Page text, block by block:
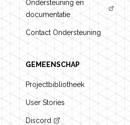
Ondersteuning en
documentatie
Contact Ondersteuning
GEMEENSCHAP
Projectbibliotheek
User Stories
Discord